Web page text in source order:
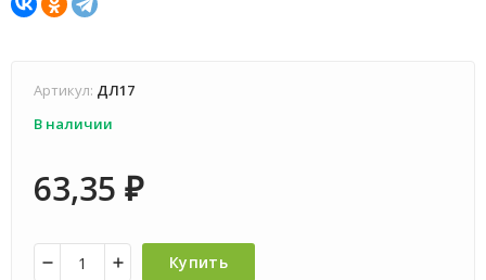
Артикул: ДЛ17
В наличии
63,35 ₽
Купить